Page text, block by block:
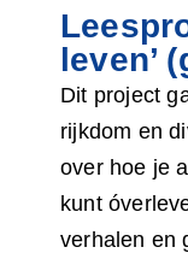
leven’
Dit project
rijkdom en
over hoe je
kunt
verhalen en